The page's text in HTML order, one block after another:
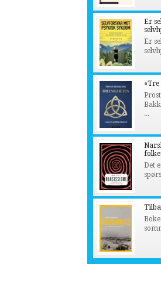
Er
Er
«Tre
...
Det